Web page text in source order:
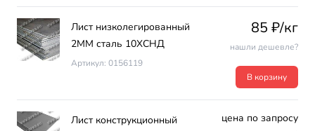
Лист низколегированный
2ММ сталь 10ХСНД
Артикул: 0156119
85 ₽/кг
нашли дешевле?
В корзину
Лист конструкционный
цена по запросу